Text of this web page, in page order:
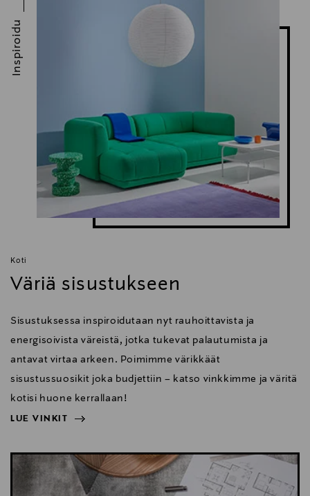
Koti
Väriä sisustukseen
Sisustuksessa inspiroidutaan nyt rauhoittavista ja
energisoivista väreistä, jotka tukevat palautumista ja
antavat virtaa arkeen. Poimimme värikkäät
sisustussuosikit joka budjettiin – katso vinkkimme ja väritä
kotisi huone kerrallaan!
LUE VINKIT
Inspiroidu
LUE VINKIT